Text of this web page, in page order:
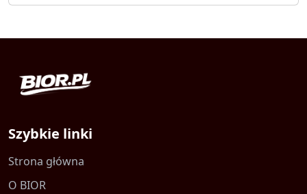
Szybkie linki
Strona główna
O BIOR